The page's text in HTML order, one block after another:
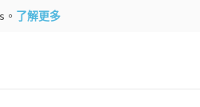
了解更多